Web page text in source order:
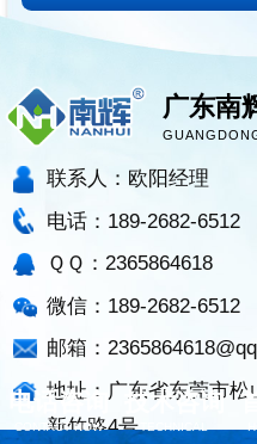
广东南
联系人：欧阳经理
电话：189-2682-6512
ＱＱ：2365864618
微信：189-2682-6512
邮箱：
地址：广东省东莞市松
新竹路4号
电话咨询
CONTACT NOW
技术咨询